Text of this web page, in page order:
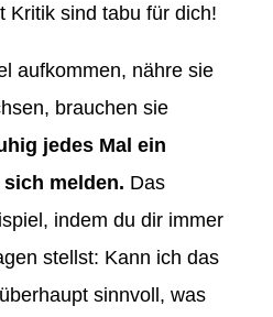
Kritik sind tabu für dich!
aufkommen, nähre sie
brauchen sie
jedes Mal ein
melden. Das
indem du dir immer
stellst: Kann ich das
sinnvoll, was